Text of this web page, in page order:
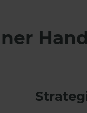
Hand